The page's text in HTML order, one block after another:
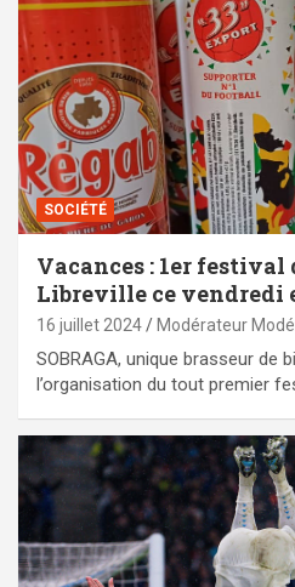
SOCIÉTÉ
Vacances : 1er festival
Libreville ce vendredi
16 juillet 2024 Modérateur
SOBRAGA, unique brasseur de
l’organisation du tout premier